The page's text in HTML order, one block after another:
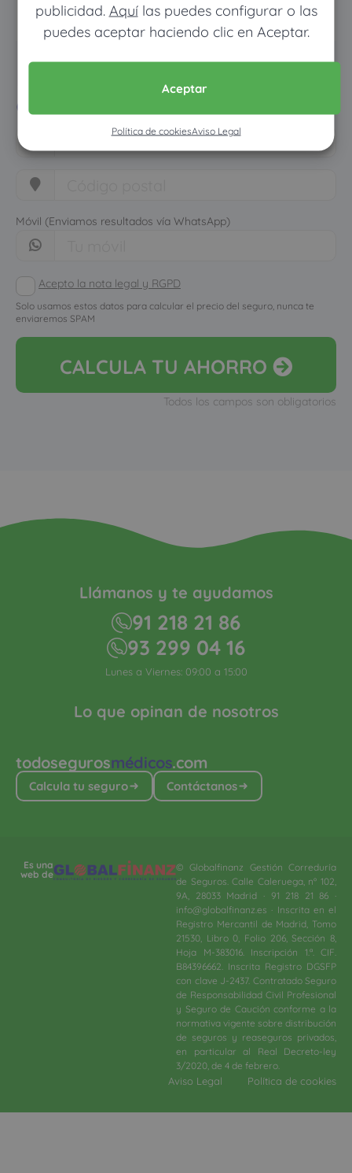
publicidad. Aquílas puedes configurar o las
puedes aceptar haciendo clic en Aceptar.
Aceptar
Política de cookiesAviso Legal
Pon tus datos y descubre
cuánto dinero ahorrarías
Móvil (Enviamos resultados vía WhatsApp)
Acepto la nota legal y RGPD
Solo usamos estos datos para calcular el precio del seguro, nunca te
enviaremos SPAM
CALCULA TU AHORRO
Todos los campos son obligatorios
todosegurosmédicos.com
Calcula tu seguro Contáctanos
Lo que opinan de nosotros
Llámanos y te ayudamos
91 218 21 86
93 299 04 16
Lunes a Viernes: 09:00 a 15:00
Es una
web de
© Globalfinanz Gestión Correduría
de Seguros. Calle Caleruega, nº 102,
9A, 28033 Madrid · 91 218 21 86 ·
info@globalfinanz.es · Inscrita en el
Registro Mercantil de Madrid, Tomo
21530, Libro 0, Folio 206, Sección 8,
Hoja M-383016. Inscripción 1.ª. CIF.
B84396662. Inscrita Registro DGSFP
con clave J-2437. Contratado Seguro
de Responsabilidad Civil Profesional
y Seguro de Caución conforme a la
normativa vigente sobre distribución
de seguros y reaseguros privados,
en particular al Real Decreto-ley
3/2020, de 4 de febrero.​
Aviso Legal Política de cookies